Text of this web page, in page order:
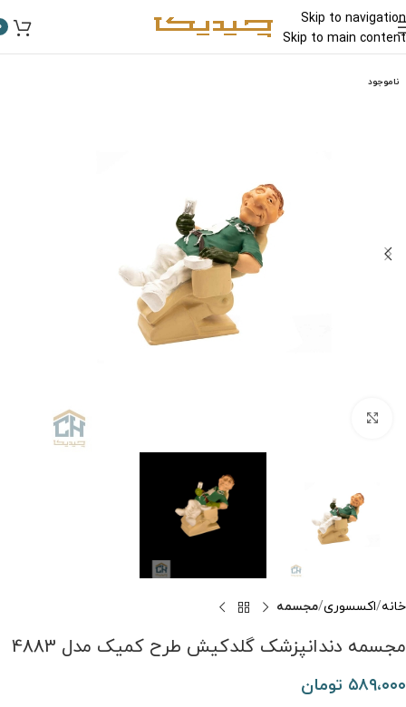
Skip to navigation
Skip to main content
ناموجود
خانه اکسسوری مجسمه
مجسمه دندانپزشک گلدکیش طرح کمیک مدل 4883
۵۸۹،۰۰۰ تومان